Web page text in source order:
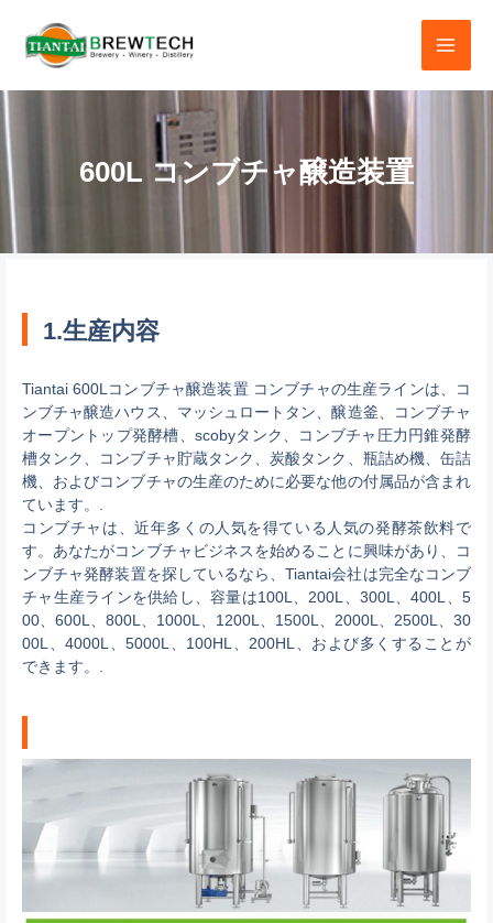
ン
ツ
へ
ス
キ
600L コンブチャ醸造装置
1.生産内容
Tiantai 600Lコンブチャ醸造装置 コンブチャの生産ラインは、コ
ンブチャ醸造ハウス、マッシュロートタン、醸造釜、コンブチャ
オープントップ発酵槽、scobyタンク、コンブチャ圧力円錐発酵
槽タンク、コンブチャ貯蔵タンク、炭酸タンク、瓶詰め機、缶詰
機、およびコンブチャの生産のために必要な他の付属品が含まれ
ています。.
コンブチャは、近年多くの人気を得ている人気の発酵茶飲料で
す。あなたがコンブチャビジネスを始めることに興味があり、コ
ンブチャ発酵装置を探しているなら、Tiantai会社は完全なコンブ
チャ生産ラインを供給し、容量は100L、200L、300L、400L、5
00、600L、800L、1000L、1200L、1500L、2000L、2500L、30
00L、4000L、5000L、100HL、200HL、および多くすることが
できます。.